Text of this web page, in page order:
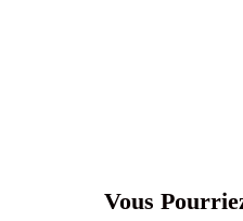
Vous